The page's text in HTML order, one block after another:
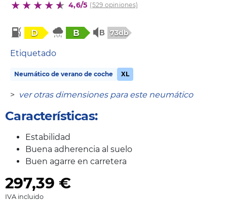
4,6/5 (529 opiniones)
D B 73db
Etiquetado
Neumático de verano de coche XL
> ver otras dimensiones para este neumático
Características:
Estabilidad
Buena adherencia al suelo
Buen agarre en carretera
297,39 €
IVA incluido